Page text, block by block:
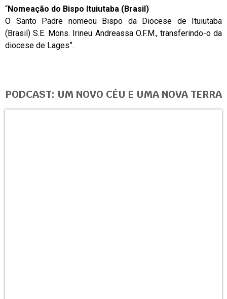
“Nomeação do Bispo Ituiutaba (Brasil)
O Santo Padre nomeou Bispo da Diocese de Ituiutaba
(Brasil) S.E. Mons. Irineu Andreassa O.F.M., transferindo-o da
diocese de Lages”.
PODCAST: UM NOVO CÉU E UMA NOVA TERRA